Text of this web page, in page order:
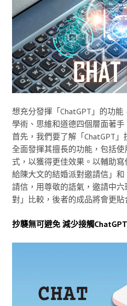
想充分發揮「ChatGPT」的功能
學術、思維和道德四個層面著手
首先，我們要了解「ChatGPT
全面發揮其擅長的功能，包括
式，以獲得更佳效果。以輔助
給陳大文的結婚派對邀請信」
請信，用尊敬的語氣，邀請中
對」比較，後者的成品將會更貼
抄襲無可避免 減少接觸